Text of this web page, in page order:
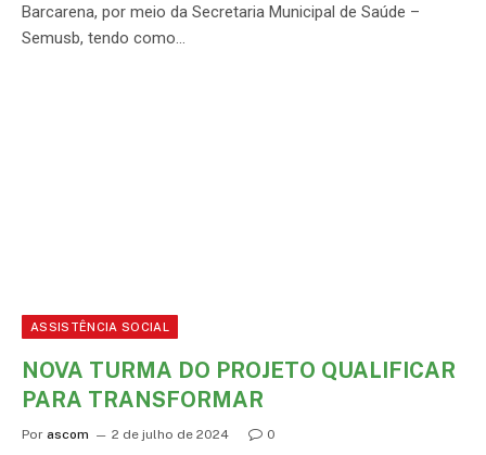
Barcarena, por meio da Secretaria Municipal de Saúde –
Semusb, tendo como…
ASSISTÊNCIA SOCIAL
NOVA TURMA DO PROJETO QUALIFICAR
PARA TRANSFORMAR
Por ascom 2 de julho de 2024 0